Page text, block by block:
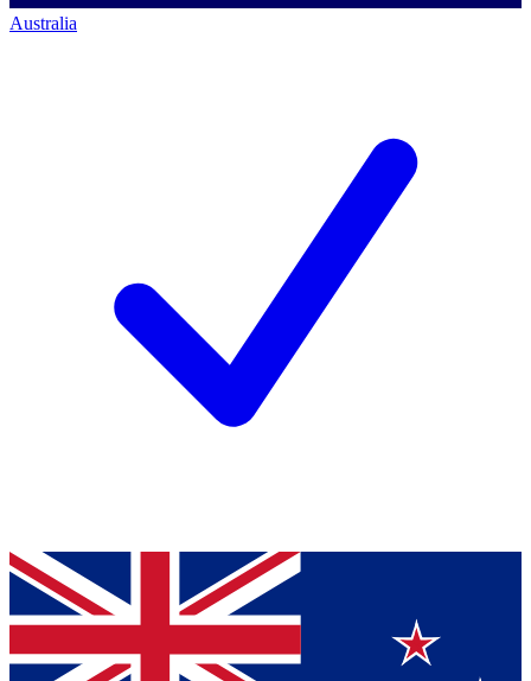
Australia